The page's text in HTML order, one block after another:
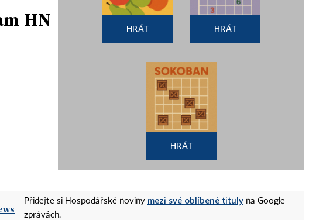
HN
HRÁT HRÁT
HRÁT
Přidejte si Hospodářské noviny mezi své oblíbené tituly na Google
zprávách.